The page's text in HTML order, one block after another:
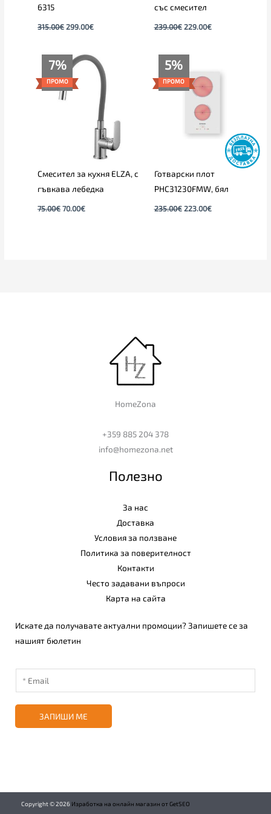
6315
315.00€ 299.00€
със смесител
239.00€ 229.00€
7%
ПРОМО
Смесител за кухня ELZA, с
гъвкава лебедка
75.00€
Original
price
was:
75.00€.
70.00€
Текущата
цена
70.00€.
5%
ПРОМО
Готварски плот
PHC31230FMW, бял
235.00€
was:
235.00€.
223.00€
е:
223.00€.
HomeZona
+359 885 204 378
info@homezona.net
Полезно
За нас
Доставка
Условия за ползване
Политика за поверителност
Контакти
Често задавани въпроси
Карта на сайта
Искате да получавате актуални промоции? Запишете се за
нашият бюлетин
ЗАПИШИ МЕ
Copyright ©2026 Изработка на онлайн магазин от GetSEO